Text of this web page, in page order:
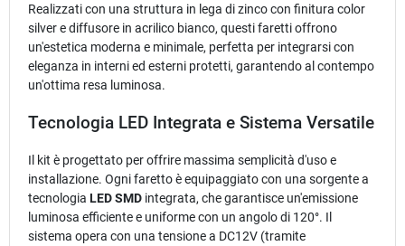
Realizzati con una struttura in lega di zinco con finitura color
silver e diffusore in acrilico bianco, questi faretti offrono
un'estetica moderna e minimale, perfetta per integrarsi con
eleganza in interni ed esterni protetti, garantendo al contempo
un'ottima resa luminosa.
Tecnologia LED Integrata e Sistema Versatile
Il kit è progettato per offrire massima semplicità d'uso e
installazione. Ogni faretto è equipaggiato con una sorgente a
tecnologia LED SMD integrata, che garantisce un'emissione
luminosa efficiente e uniforme con un angolo di 120°. Il
sistema opera con una tensione a DC12V (tramite